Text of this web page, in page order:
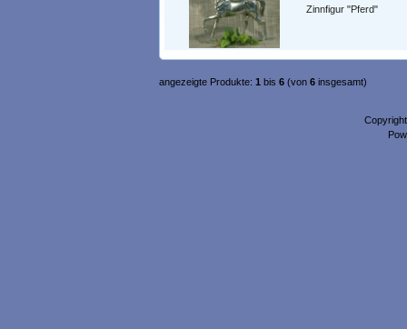
Zinnfigur "Pferd"
angezeigte Produkte: 1 bis 6 (von 6 insgesamt)